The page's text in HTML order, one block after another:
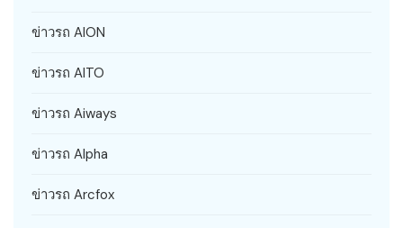
ข่าวรถ AION
ข่าวรถ AITO
ข่าวรถ Aiways
ข่าวรถ Alpha
ข่าวรถ Arcfox